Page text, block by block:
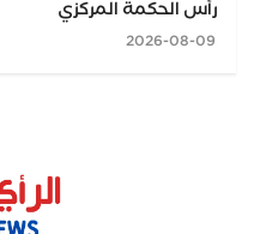
رأس الحكمة المركزي